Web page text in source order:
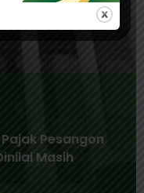
Pesangon
Masih